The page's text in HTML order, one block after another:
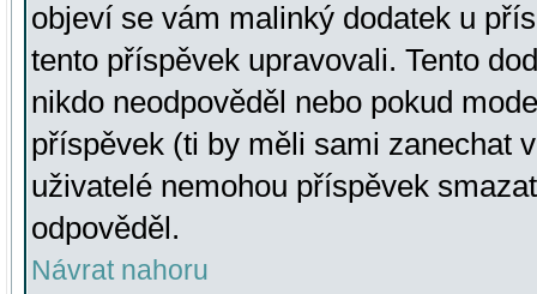
objeví se vám malinký dodatek u
tento příspěvek upravovali. Tento
nikdo neodpověděl nebo pokud
příspěvek (ti by měli sami zanechat
uživatelé nemohou příspěvek
odpověděl.
Návrat nahoru